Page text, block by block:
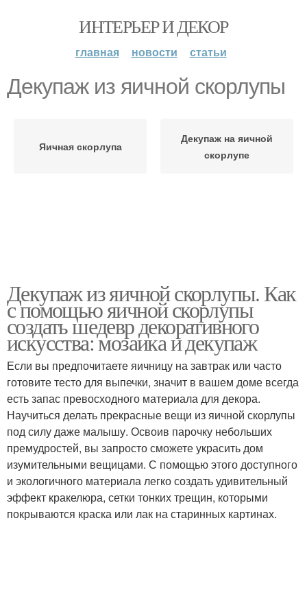
ИНТЕРЬЕР И ДЕКОР
главная новости статьи
Декупаж из яичной скорлупы
Яичная скорлупа
Декупаж на яичной
скорлупе
Декупаж из яичной скорлупы. Как
с помощью яичной скорлупы
создать шедевр декоративного
искусства: мозаика и декупаж
Если вы предпочитаете яичницу на завтрак или часто
готовите тесто для выпечки, значит в вашем доме всегда
есть запас превосходного материала для декора.
Научиться делать прекрасные вещи из яичной скорлупы
под силу даже малышу. Освоив парочку небольших
премудростей, вы запросто сможете украсить дом
изумительными вещицами. С помощью этого доступного
и экологичного материала легко создать удивительный
эффект кракелюра, сетки тонких трещин, которыми
покрываются краска или лак на старинных картинах.